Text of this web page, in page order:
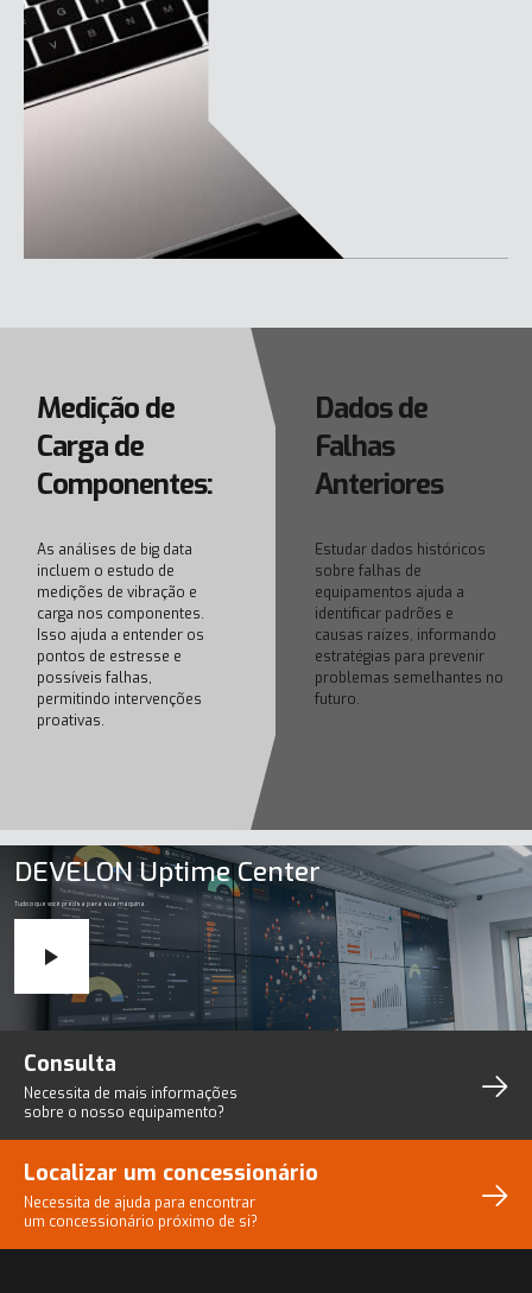
Medição de
Carga de
Componentes:
As análises de big data
incluem o estudo de
medições de vibração e
carga nos componentes.
Isso ajuda a entender os
pontos de estresse e
possíveis falhas,
permitindo intervenções
proativas.
Dados de
Falhas
Anteriores
Estudar dados históricos
sobre falhas de
equipamentos ajuda a
identificar padrões e
causas raízes, informando
estratégias para prevenir
problemas semelhantes no
futuro.
DEVELON Uptime Center
Tudo o que você precisa para sua máquina.
Consulta
Necessita de mais informações
sobre o nosso equipamento?
Localizar um concessionário
Necessita de ajuda para encontrar
um concessionário próximo de si?